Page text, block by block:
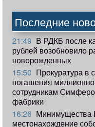
Последние
21:49 В РДКБ после
рублей возобновило
новорожденных
15:50 Прокуратура в
погашения
сотрудникам
фабрики
16:26 Минимущества
местонахождение